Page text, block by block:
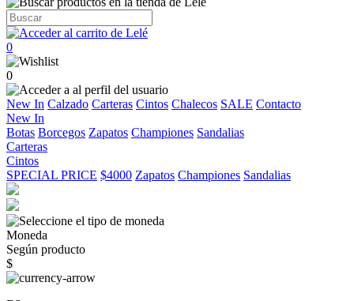
0
0
New In Calzado Carteras Cintos Chalecos SALE Contacto
New In
Botas Borcegos Zapatos Championes Sandalias
Carteras
Cintos
SPECIAL PRICE $4000 Zapatos Championes Sandalias
Moneda
Según producto
$